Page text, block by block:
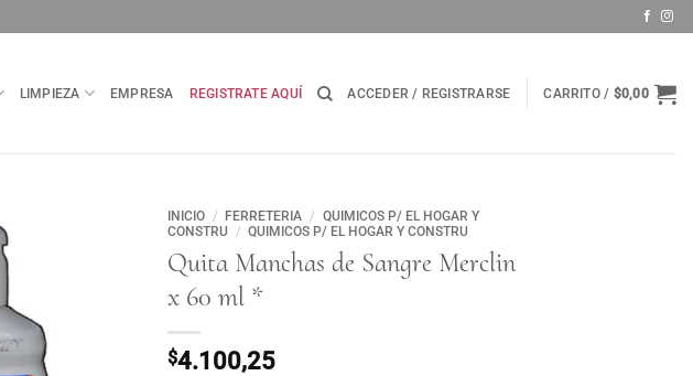
LIMPIEZA EMPRESA REGISTRATE AQUÍ ACCEDER / REGISTRARSE CARRITO / $0,00
INICIO / FERRETERIA / QUIMICOS P/ EL HOGAR Y
CONSTRU
/ QUIMICOS P/ EL HOGAR Y CONSTRU
Quita Manchas de Sangre Merclin
x 60 ml *
$4.100,25